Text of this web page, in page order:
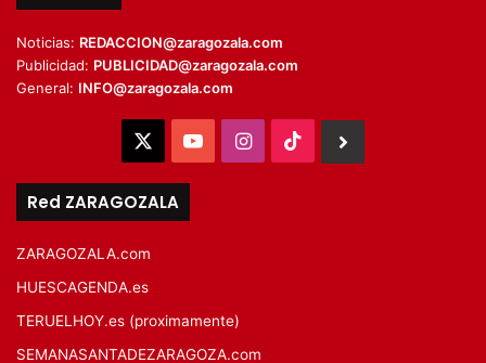
Noticias: REDACCION@zaragozala.com
Publicidad: PUBLICIDAD@zaragozala.com
General: INFO@zaragozala.com
YouTubeInstagram
TikTok
Red ZARAGOZALA
ZARAGOZALA.com
HUESCAGENDA.es
TERUELHOY.es (proximamente)
SEMANASANTADEZARAGOZA.com